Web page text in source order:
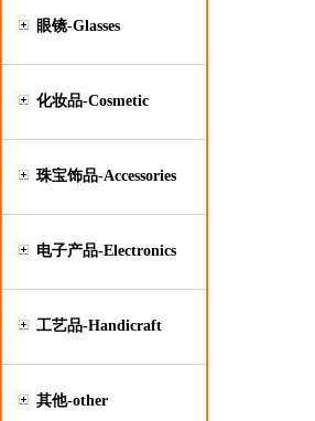
眼镜-Glasses
化妆品-Cosmetic
珠宝饰品-Accessories
电子产品-Electronics
工艺品-Handicraft
其他-other